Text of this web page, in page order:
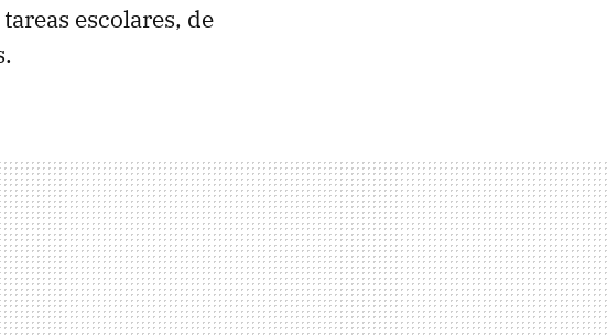
escolares, de